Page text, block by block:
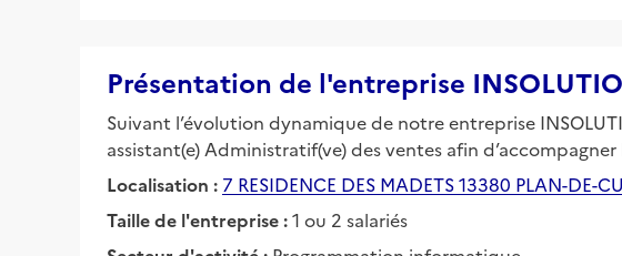
Présentation de l'entreprise
Suivant l’évolution dynamique de notre entreprise
assistant(e) Administratif(ve) des ventes afin
Localisation : 7 RESIDENCE DES MADETS 13380 PLAN-DE-
Taille de l'entreprise :1 ou 2 salariés